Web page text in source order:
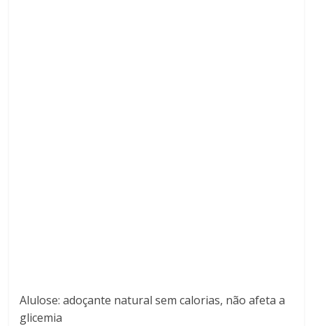
Alulose: adoçante natural sem calorias, não afeta a
glicemia